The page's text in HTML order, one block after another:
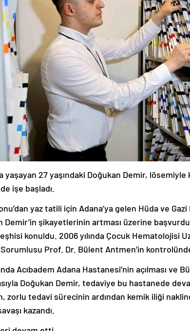
yaşayan 27 yaşındaki Doğukan Demir, lösemiyle
işe başladı.
yaz tatili için Adana’ya gelen Hüda ve
Demir’in şikayetlerinin artması üzerine
konuldu. 2006 yılında Çocuk Hematolojisi
Prof. Dr. Bülent Antmen’in
Acıbadem Adana Hastanesi’nin açılması ve
Doğukan Demir, tedaviye bu hastanede
zorlu tedavi sürecinin ardından kemik iliği
kazandı.